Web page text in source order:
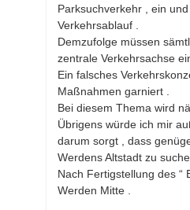
Parksuchverkehr , ein
Verkehrsablauf .
Demzufolge müssen
zentrale Verkehrsachse
Ein falsches
Maßnahmen garniert .
Bei diesem Thema wird
Übrigens würde ich mir
darum sorgt , dass
Werdens Altstadt zu
Nach Fertigstellung des “
Werden Mitte .